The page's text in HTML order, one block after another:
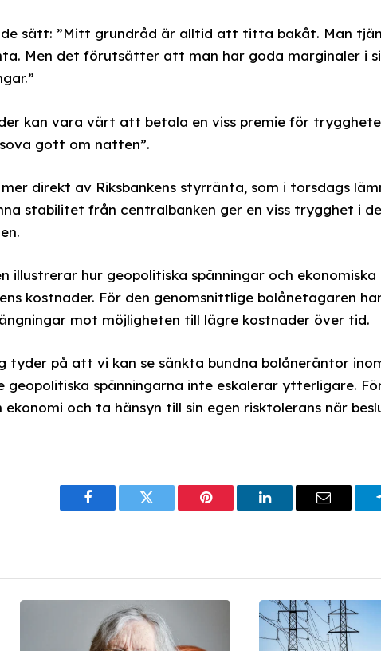
sätt: ”Mitt grundråd är alltid att titta bakåt. Man
Men det förutsätter att man har goda marginaler i
kan vara värt att betala en viss premie för
gott om natten”.
direkt av Riksbankens styrränta, som i torsdags
stabilitet från centralbanken ger en viss trygghet i
illustrerar hur geopolitiska spänningar och
kostnader. För den genomsnittlige bolånetagaren
mot möjligheten till lägre kostnader över tid.
tyder på att vi kan se sänkta bundna bolåneräntor
spänningarna inte eskalerar ytterligare.
och ta hänsyn till sin egen risktolerans när
FacebookTwitter PinterestLinkedInEmail